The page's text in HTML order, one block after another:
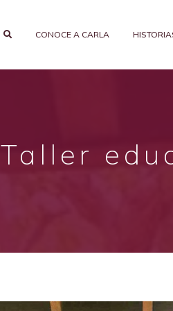
CONOCE A CARLA
Taller